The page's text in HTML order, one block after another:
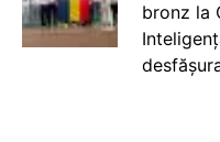
bronz la